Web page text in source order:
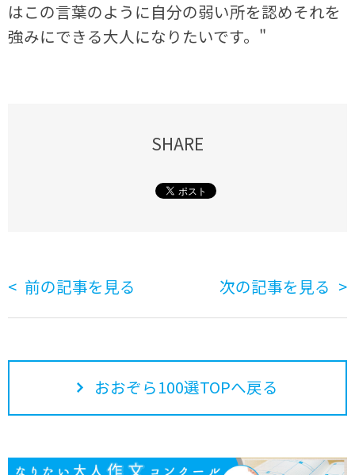
はこの言葉のように自分の弱い所を認めそれを
強みにできる大人になりたいです。"
SHARE
前の記事を見る 次の記事を見る
おおぞら100選TOPへ戻る